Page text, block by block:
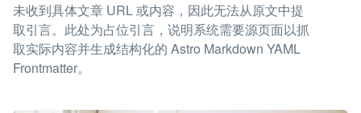
未收到具体文章 URL 或内容，因此无法从原文中提
取引言。此处为占位引言，说明系统需要源页面以抓
取实际内容并生成结构化的 Astro Markdown YAML
Frontmatter。